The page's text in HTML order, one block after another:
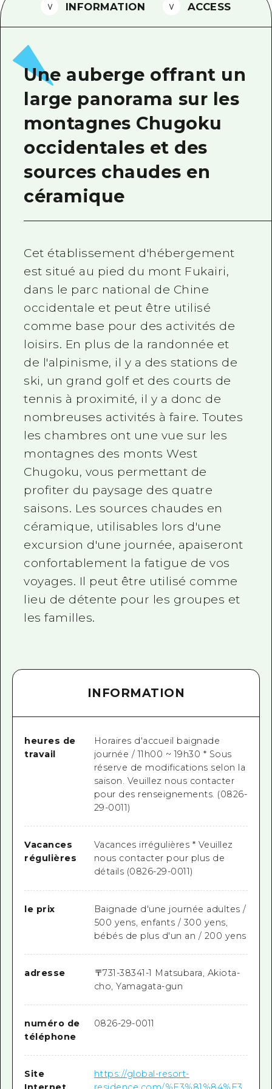
FAQ
Téléchargement de Photos
Informations sur le transport en
Brochure touristique
INFORMATION ACCESS
Une auberge offrant un
large panorama sur les
montagnes Chugoku
occidentales et des
sources chaudes en
céramique
Cet établissement d'hébergement
est situé au pied du mont Fukairi,
dans le parc national de Chine
occidentale et peut être utilisé
comme base pour des activités de
loisirs. En plus de la randonnée et
de l'alpinisme, il y a des stations de
ski, un grand golf et des courts de
tennis à proximité, il y a donc de
nombreuses activités à faire. Toutes
les chambres ont une vue sur les
montagnes des monts West
Chugoku, vous permettant de
profiter du paysage des quatre
saisons. Les sources chaudes en
céramique, utilisables lors d'une
excursion d'une journée, apaiseront
confortablement la fatigue de vos
voyages. Il peut être utilisé comme
lieu de détente pour les groupes et
les familles.
INFORMATION
heures de
travail
Horaires d'accueil baignade
journée / 11h00 ~ 19h30 * Sous
réserve de modifications selon la
saison. Veuillez nous contacter
pour des renseignements. (0826-
29-0011)
Vacances
régulières
Vacances irrégulières * Veuillez
nous contacter pour plus de
détails (0826-29-0011)
le prix
Baignade d'une journée adultes /
500 yens, enfants / 300 yens,
bébés de plus d'un an / 200 yens
adresse 〒731-38341-1 Matsubara, Akiota-
cho, Yamagata-gun
numéro de
téléphone
0826-29-0011
Site
https://global-resort-